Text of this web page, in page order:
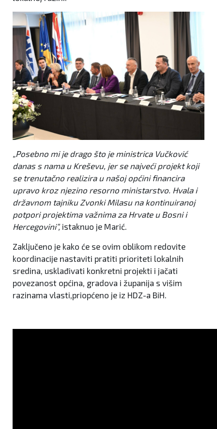
„Posebno mi je drago što je ministrica Vučković
danas s nama u Kreševu, jer se najveći projekt koji
se trenutačno realizira u našoj općini financira
upravo kroz njezino resorno ministarstvo. Hvala i
državnom tajniku Zvonki Milasu na kontinuiranoj
potpori projektima važnima za Hrvate u Bosni i
Hercegovini”, istaknuo je Marić.
Zaključeno je kako će se ovim oblikom redovite
koordinacije nastaviti pratiti prioriteti lokalnih
sredina, usklađivati konkretni projekti i jačati
povezanost općina, gradova i županija s višim
razinama vlasti,priopćeno je iz HDZ-a BiH.